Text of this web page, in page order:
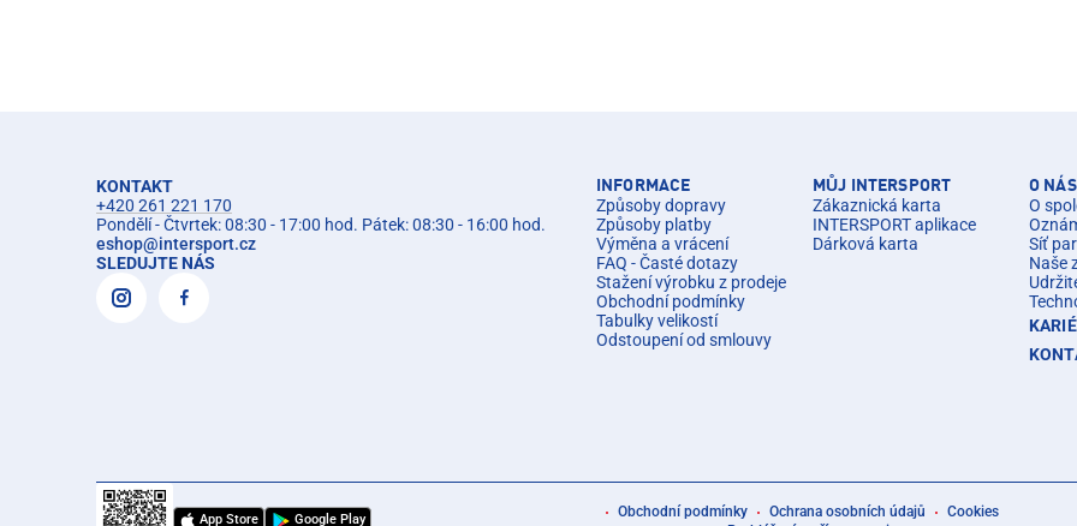
KONTAKT
+420 261 221 170
Pondělí - Čtvrtek: 08:30 - 17:00 hod. Pátek: 08:30 - 16:00 hod.
eshop@intersport.cz
SLEDUJTE NÁS
INFORMACE
Způsoby dopravy
Způsoby platby
Výměna a vrácení
FAQ - Časté dotazy
Stažení výrobku z prodeje
Obchodní podmínky
Tabulky velikostí
Odstoupení od smlouvy
MŮJ INTERSPORT
Zákaznická karta
INTERSPORT aplikace
Dárková karta
O NÁS
O
Síť
Naše
App Store Google Play Obchodní podmínky Ochrana osobních údajů
Cookies